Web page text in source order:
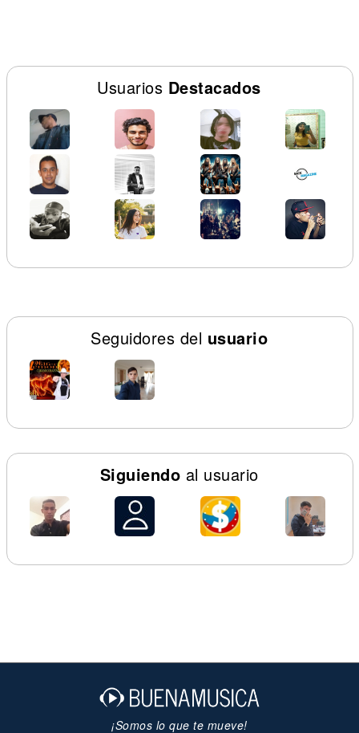
Usuarios Destacados
Seguidores del usuario
Siguiendo al usuario
¡Somos lo que te mueve!